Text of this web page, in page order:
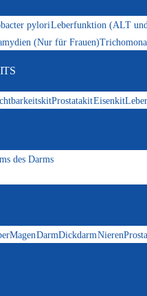
pyloriLeberfunktion (ALT
(Nur für Frauen)
ProstatakitEisenkit
des Darms
MagenDarmDickdarmNieren